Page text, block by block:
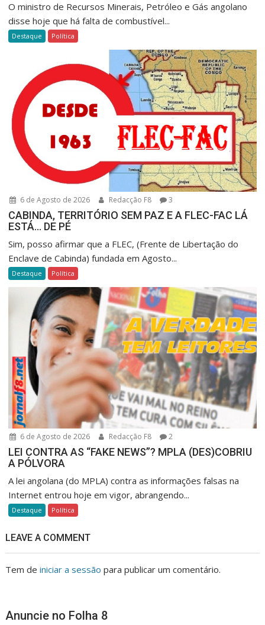
O ministro de Recursos Minerais, Petróleo e Gás angolano
disse hoje que há falta de combustível...
Destaque Política
6 de Agosto de 2026 Redacção F8 3
CABINDA, TERRITÓRIO SEM PAZ E A FLEC-FAC LÁ
ESTÁ… DE PÉ
Sim, posso afirmar que a FLEC, (Frente de Libertação do
Enclave de Cabinda) fundada em Agosto...
Destaque Política
6 de Agosto de 2026 Redacção F8 2
LEI CONTRA AS “FAKE NEWS”? MPLA (DES)COBRIU
A PÓLVORA
A lei angolana (do MPLA) contra as informações falsas na
Internet entrou hoje em vigor, abrangendo...
Destaque Política
LEAVE A COMMENT
Tem deiniciar a sessão para publicar um comentário.
Anuncie no Folha 8